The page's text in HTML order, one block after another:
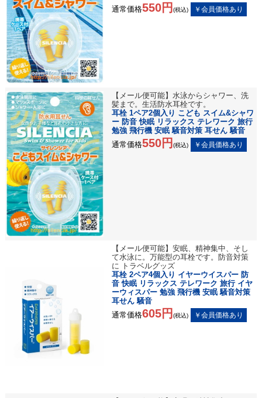
通常価格550円 (税込)
【メール便可能】水泳からシャワー、洗
髪まで。生活防水耳栓です。
耳栓 1ペア2個入り こども スイム&シャワ
ー 防音 快眠 リラックス テレワーク 旅行
勉強 飛行機 安眠 騒音対策 耳せん 騒音
通常価格550円 (税込)
【メール便可能】安眠、精神集中、そし
て水泳に。万能型の耳栓です。防音対策
に トラベルグッズ
耳栓 2ペア4個入り イヤーウイスパー 防
音 快眠 リラックス テレワーク 旅行 イヤ
ーウィスパー 勉強 飛行機 安眠 騒音対策
耳せん 騒音
通常価格605円 (税込)